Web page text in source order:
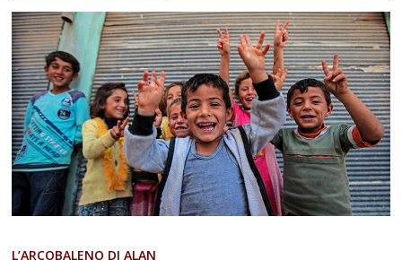
L’ARCOBALENO DI ALAN